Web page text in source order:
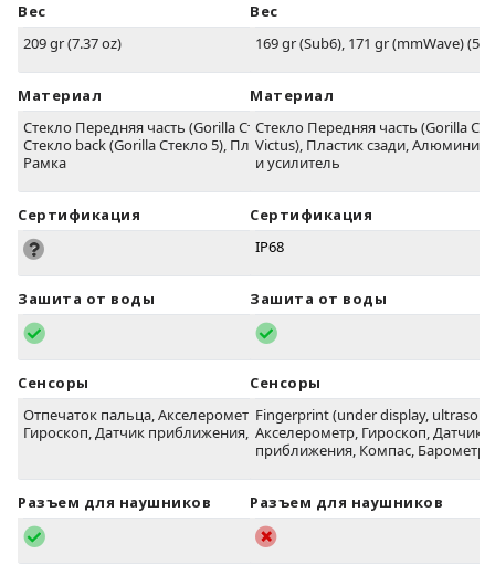
Вес
209 gr (7.37 oz)
Материал
Стекло Передняя часть (Gorilla Стекло 5),
Стекло back (Gorilla Стекло 5), Пластик
Рамка
Сертификация
Зашита от воды
Сенсоры
Отпечаток пальца, Акселерометр,
Гироскоп, Датчик приближения, Компас
Разъем для наушников
Вес
169 gr (Sub6), 171 gr (mmWave)
Материал
Стекло Передняя часть (Gorilla
Victus), Пластик сзади,
и усилитель
Сертификация
IP68
Зашита от воды
Сенсоры
Fingerprint (under display,
Акселерометр, Гироскоп, Датчик
приближения, Компас, Барометр
Разъем для наушников